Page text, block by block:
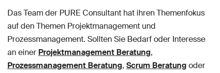
Das Team der PURE Consultant hat ihren Themenfokus
auf den Themen Projektmanagement und
Prozessmanagement. Sollten Sie Bedarf oder Interesse
an einer Projektmanagement Beratung,
Prozessmanagement Beratung, Scrum Beratung oder